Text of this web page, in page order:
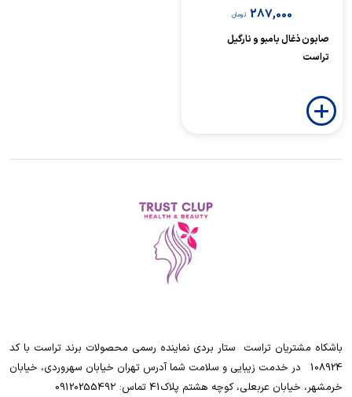
287,000 تومان
صابون ذغال بامبو و نارگیل
تراست
باشکاه مشتریان تراست ‌ ‌ستار بردی نماینده رسمی محصولات برند تراست با کد
108924 ‌ ‌ در خدمت زیبایی و سلامت شما آدرس تهران خیابان سهروردی، خیابان
خرمشهر، خیابان عربعلی، کوچه هشتم پلاک41 تماس: 0912025549۲